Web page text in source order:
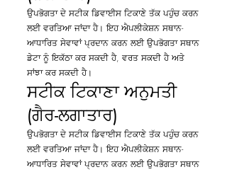
ਉਪਭੋਗਤਾ ਦੇ ਸਟੀਕ ਡਿਵਾਈਸ ਟਿਕਾਣੇ ਤੱਕ ਪਹੁੰਚ ਕਰਨ
ਲਈ ਵਰਤਿਆ ਜਾਂਦਾ ਹੈ। ਇਹ ਐਪਲੀਕੇਸ਼ਨ ਸਥਾਨ-
ਆਧਾਰਿਤ ਸੇਵਾਵਾਂ ਪ੍ਰਦਾਨ ਕਰਨ ਲਈ ਉਪਭੋਗਤਾ ਸਥਾਨ
ਡੇਟਾ ਨੂੰ ਇਕੱਠਾ ਕਰ ਸਕਦੀ ਹੈ, ਵਰਤ ਸਕਦੀ ਹੈ ਅਤੇ
ਸਾਂਝਾ ਕਰ ਸਕਦੀ ਹੈ।
ਸਟੀਕ ਟਿਕਾਣਾ ਅਨੁਮਤੀ
(ਗੈਰ-ਲਗਾਤਾਰ)
ਉਪਭੋਗਤਾ ਦੇ ਸਟੀਕ ਡਿਵਾਈਸ ਟਿਕਾਣੇ ਤੱਕ ਪਹੁੰਚ ਕਰਨ
ਲਈ ਵਰਤਿਆ ਜਾਂਦਾ ਹੈ। ਇਹ ਐਪਲੀਕੇਸ਼ਨ ਸਥਾਨ-
ਆਧਾਰਿਤ ਸੇਵਾਵਾਂ ਪ੍ਰਦਾਨ ਕਰਨ ਲਈ ਉਪਭੋਗਤਾ ਸਥਾਨ